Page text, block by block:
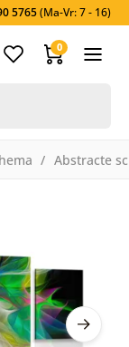
5765(Ma-Vr: 7 - 16)
0
Abstracte